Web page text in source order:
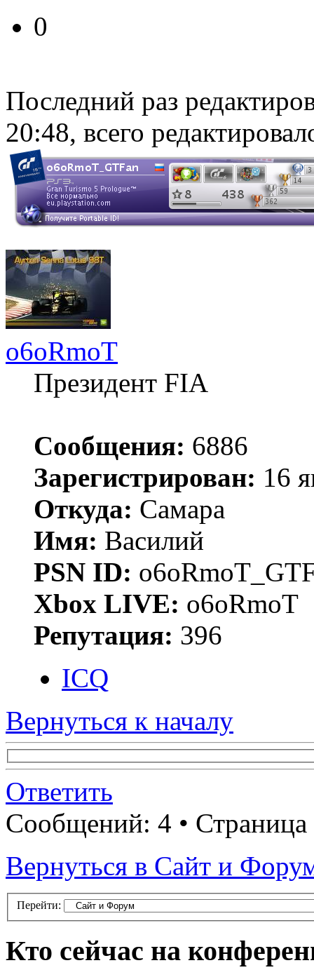
0
Последний раз
20:48, всего
o6oRmoT
Президент FIA
Сообщения: 6886
Зарегистрирован: 16
Откуда: Самара
Имя: Василий
PSN ID:
Xbox LIVE: o6oRmoT
Репутация: 396
ICQ
Вернуться к началу
Ответить
Сообщений: 4 • Страница
Вернуться в Сайт и
Перейти:
Кто сейчас на